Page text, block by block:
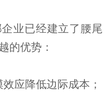
业已经建立了腰尾
的优势：
应降低边际成本；